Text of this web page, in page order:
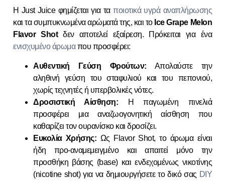
Η Just Juice φημίζεται για ταποιοτικά υγρά αναπλήρωσης
και τα συμπυκνωμένα αρώματά της, και το Ice Grape Melon
Flavor Shotδεν αποτελεί εξαίρεση. Πρόκειται για ένα
ενισχυμένο άρωμαπου προσφέρει:
Αυθεντική Γεύση Φρούτων: Απολαύστε την
αληθινή γεύση του σταφυλιού και του πεπονιού,
χωρίς τεχνητές ή υπερβολικές νότες.
Δροσιστική Αίσθηση: Η παγωμένη πινελιά
προσφέρει μια αναζωογονητική αίσθηση που
καθαρίζει τον ουρανίσκο και δροσίζει.
Ευκολία Χρήσης: Ως Flavor Shot, το άρωμα είναι
ήδη προ-αναμεμειγμένο και απαιτεί μόνο την
προσθήκη βάσης (base) και ενδεχομένως νικοτίνης
(nicotine shot) για να δημιουργήσετε το δικό σας DIY